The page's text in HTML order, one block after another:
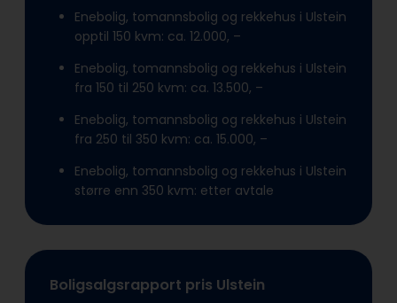
Enebolig, tomannsbolig og rekkehus i Ulstein
opptil 150 kvm: ca. 12.000, –
Enebolig, tomannsbolig og rekkehus i Ulstein
fra 150 til 250 kvm: ca. 13.500, –
Enebolig, tomannsbolig og rekkehus i Ulstein
fra 250 til 350 kvm: ca. 15.000, –
Enebolig, tomannsbolig og rekkehus i Ulstein
større enn 350 kvm: etter avtale
Boligsalgsrapport pris Ulstein